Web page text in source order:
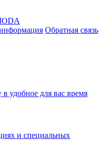
Обратная связь
удобное для вас время
и специальных